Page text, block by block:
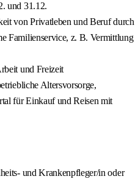
und 31.12.
von Privatleben und Beruf durch
Familienservice, z. B. Vermittlung
und Freizeit
Altersvorsorge,
für Einkauf und Reisen mit
und Krankenpfleger/in oder